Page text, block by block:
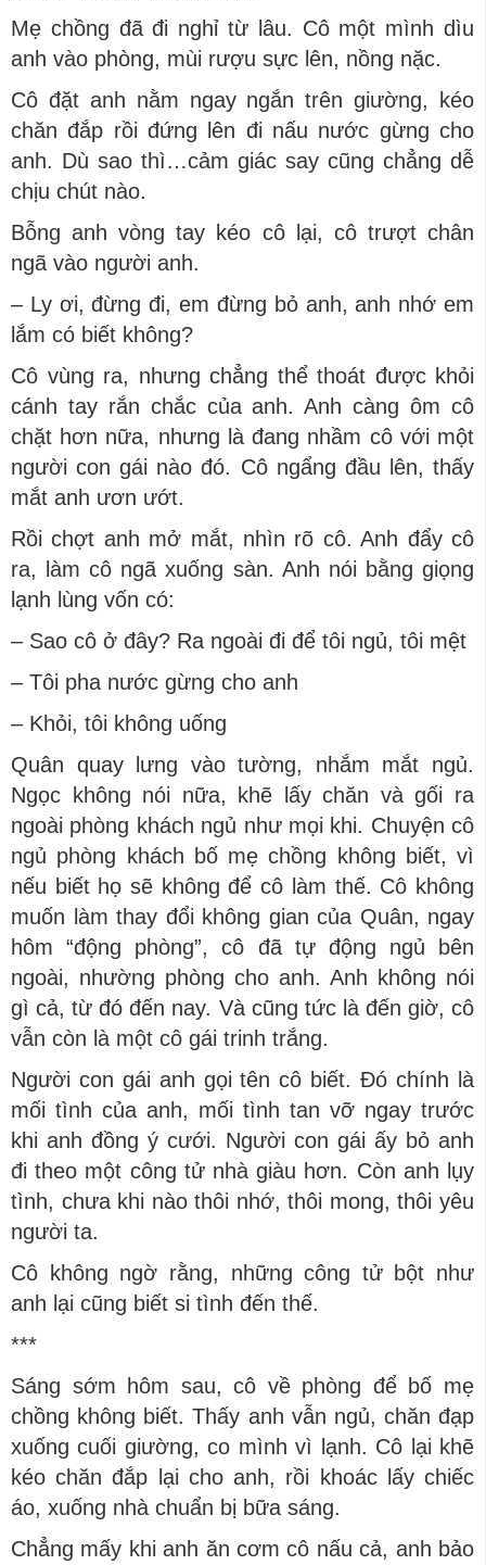
Mẹ chồng đã đi nghỉ từ lâu. Cô một mình dìu
anh vào phòng, mùi rượu sực lên, nồng nặc.
Cô đặt anh nằm ngay ngắn trên giường, kéo
chăn đắp rồi đứng lên đi nấu nước gừng cho
anh. Dù sao thì…cảm giác say cũng chẳng dễ
chịu chút nào.
Bỗng anh vòng tay kéo cô lại, cô trượt chân
ngã vào người anh.
– Ly ơi, đừng đi, em đừng bỏ anh, anh nhớ em
lắm có biết không?
Cô vùng ra, nhưng chẳng thể thoát được khỏi
cánh tay rắn chắc của anh. Anh càng ôm cô
chặt hơn nữa, nhưng là đang nhầm cô với một
người con gái nào đó. Cô ngẩng đầu lên, thấy
mắt anh ươn ướt.
Rồi chợt anh mở mắt, nhìn rõ cô. Anh đẩy cô
ra, làm cô ngã xuống sàn. Anh nói bằng giọng
lạnh lùng vốn có:
– Sao cô ở đây? Ra ngoài đi để tôi ngủ, tôi mệt
– Tôi pha nước gừng cho anh
– Khỏi, tôi không uống
Quân quay lưng vào tường, nhắm mắt ngủ.
Ngọc không nói nữa, khẽ lấy chăn và gối ra
ngoài phòng khách ngủ như mọi khi. Chuyện cô
ngủ phòng khách bố mẹ chồng không biết, vì
nếu biết họ sẽ không để cô làm thế. Cô không
muốn làm thay đổi không gian của Quân, ngay
hôm “động phòng”, cô đã tự động ngủ bên
ngoài, nhường phòng cho anh. Anh không nói
gì cả, từ đó đến nay. Và cũng tức là đến giờ, cô
vẫn còn là một cô gái trinh trắng.
Người con gái anh gọi tên cô biết. Đó chính là
mối tình của anh, mối tình tan vỡ ngay trước
khi anh đồng ý cưới. Người con gái ấy bỏ anh
đi theo một công tử nhà giàu hơn. Còn anh lụy
tình, chưa khi nào thôi nhớ, thôi mong, thôi yêu
người ta.
Cô không ngờ rằng, những công tử bột như
anh lại cũng biết si tình đến thế.
***
Sáng sớm hôm sau, cô về phòng để bố mẹ
chồng không biết. Thấy anh vẫn ngủ, chăn đạp
xuống cuối giường, co mình vì lạnh. Cô lại khẽ
kéo chăn đắp lại cho anh, rồi khoác lấy chiếc
áo, xuống nhà chuẩn bị bữa sáng.
Chẳng mấy khi anh ăn cơm cô nấu cả, anh bảo